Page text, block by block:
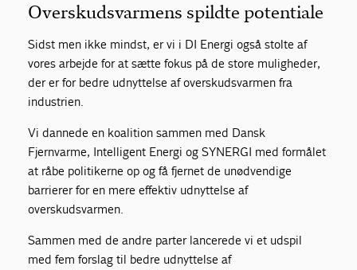
Overskudsvarmens spildte potentiale
Sidst men ikke mindst, er vi i DI Energi også stolte af
vores arbejde for at sætte fokus på de store muligheder,
der er for bedre udnyttelse af overskudsvarmen fra
industrien.
Vi dannede en koalition sammen med Dansk
Fjernvarme, Intelligent Energi og SYNERGI med formålet
at råbe politikerne op og få fjernet de unødvendige
barrierer for en mere effektiv udnyttelse af
overskudsvarmen.
Sammen med de andre parter lancerede vi et udspil
med fem forslag til bedre udnyttelse af